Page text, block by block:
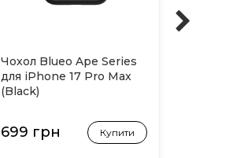
Чохол Blueo Ape Series
для iPhone 17 Pro Max
(Black)
699 грн Купити